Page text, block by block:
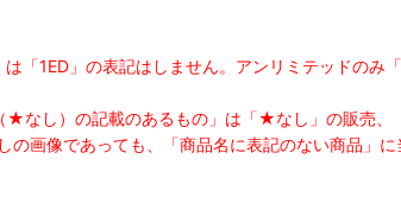
「1ED」の表記はしません。アンリミテッドのみ
なし）の記載のあるもの」は「★なし」の販売
像であっても、「商品名に表記のない商品」に